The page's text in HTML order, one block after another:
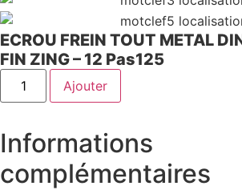
ECROU FREIN TOUT METAL
FIN ZING – 12 Pas125
quantité
ECROU
METAL
DIN
CL10
Ajouter
Informations
complémentaires